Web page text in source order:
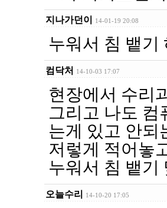
지나가던이 14-01-19 20:08
누워서 침 뱉기
컴닥처 14-10-03 17:07
현장에서 수리
그리고 나도 컴
는게 있고 안되
저렇게 적어놓
누워서 침 뱉
오늘수리 14-10-20 17:05